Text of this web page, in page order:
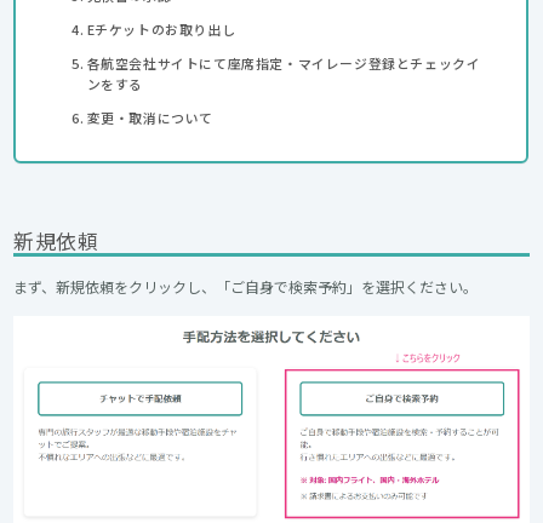
Eチケットのお取り出し
各航空会社サイトにて座席指定・マイレージ登録とチェックイ
ンをする
変更・取消について
新規依頼
まず、新規依頼をクリックし、「ご自身で検索予約」を選択ください。